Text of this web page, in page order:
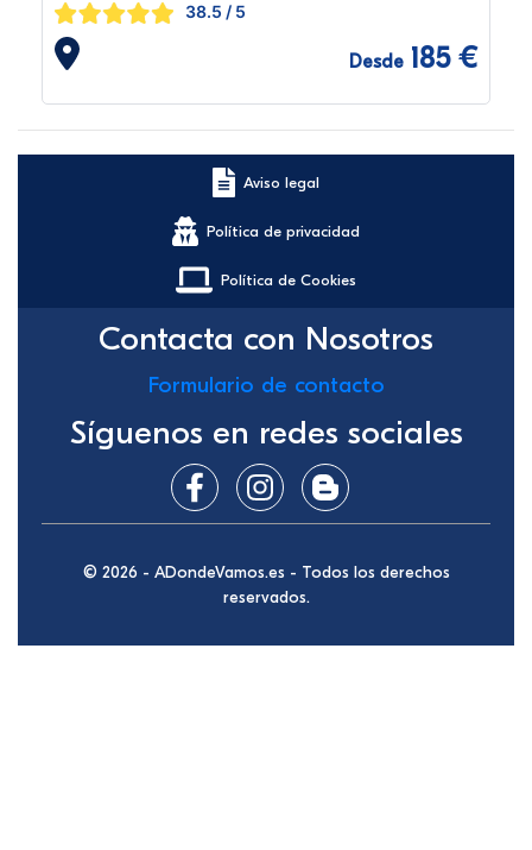
38.5 / 5
Desde 185 €
Aviso legal
Política de privacidad
Política de Cookies
Contacta con Nosotros
Formulario de contacto
Síguenos en redes sociales
© 2026 - ADondeVamos.es - Todos los derechos
reservados.